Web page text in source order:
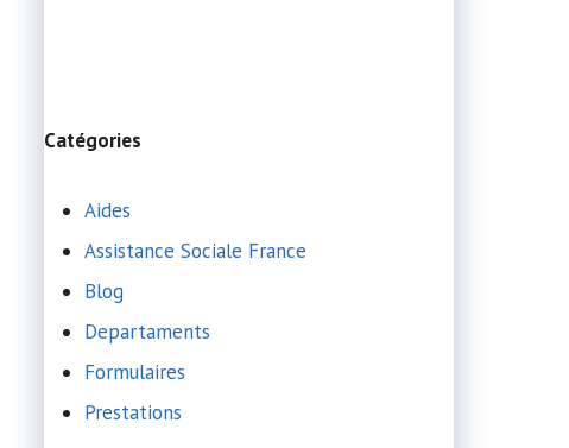
Catégories
Aides
Assistance Sociale France
Blog
Departaments
Formulaires
Prestations